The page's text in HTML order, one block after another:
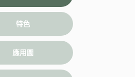
特色
應用圖